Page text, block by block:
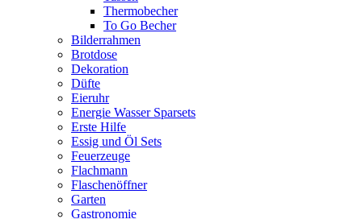
Thermobecher
To Go Becher
Bilderrahmen
Brotdose
Dekoration
Düfte
Eieruhr
Energie Wasser Sparsets
Erste Hilfe
Essig und Öl Sets
Feuerzeuge
Flachmann
Flaschenöffner
Garten
Gastronomie